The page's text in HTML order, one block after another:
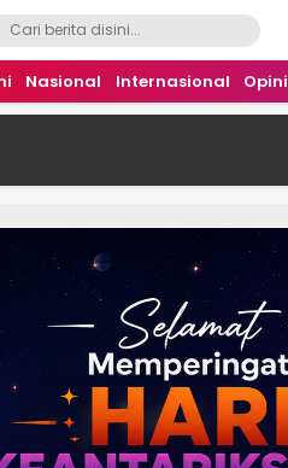
Nasional Internasional Opini